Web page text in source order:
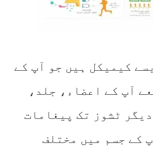
کیمیکل ہیں جو آپ کے
آپ کے اعضاء، جلد،
ٹشوز تک پیغامات
کے جسم میں مختلف